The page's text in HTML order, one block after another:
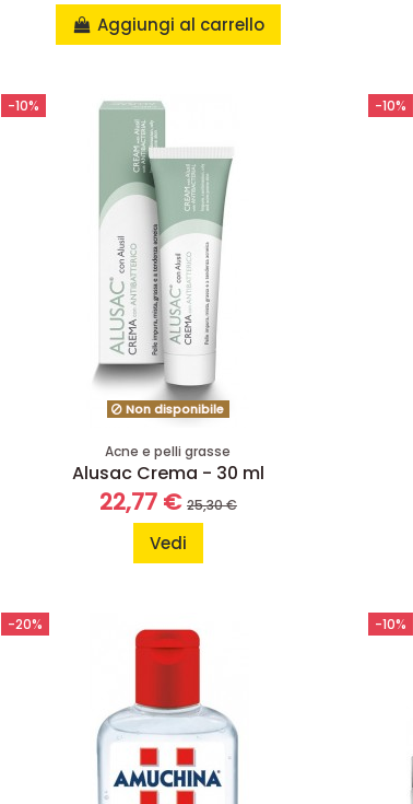
Aggiungi al carrello
-10%
Non disponibile
Acne e pelli grasse
Alusac Crema - 30 ml
22,77 € 25,30 €
Vedi
-10%
-20% -10%